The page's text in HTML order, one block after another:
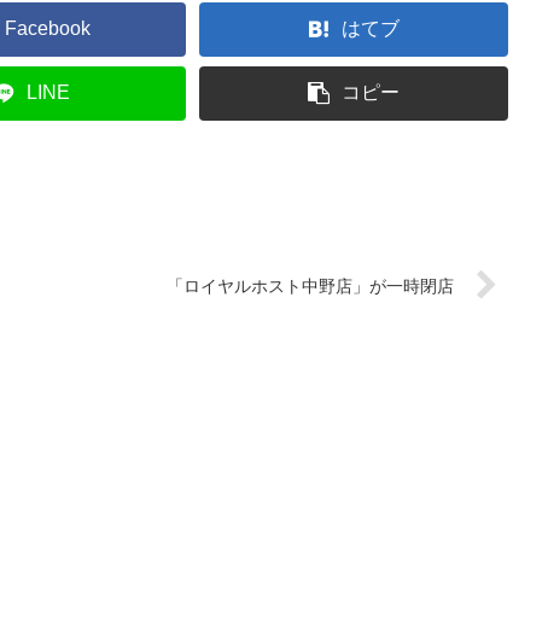
Facebook はてブ
LINE コピー
「ロイヤルホスト中野店」が一時閉店